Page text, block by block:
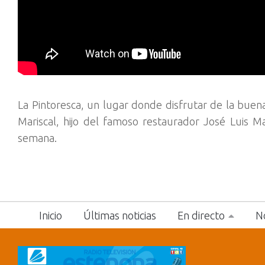
La Pintoresca, un lugar donde disfrutar de la
Mariscal, hijo del famoso restaurador José Luis
semana.
Inicio Últimas noticias En directo